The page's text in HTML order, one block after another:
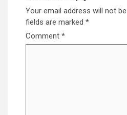
Your email address will not
fields are marked *
Comment *